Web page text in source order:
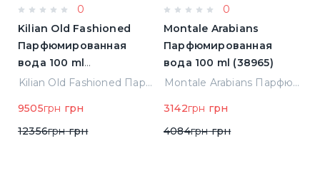
0
Kilian Old Fashioned
Парфюмированная
вода 100 ml
(3700550240723)
Kilian Old Fashioned Парфюмированная вода 100 ml (3700550240723)
9505грн грн
12356грнгрн
0
Montale Arabians
Парфюмированная
вода 100 ml (38965)
Montale Arabians Парфюмированная вода 100 ml (38965)
3142грн грн
4084грнгрн